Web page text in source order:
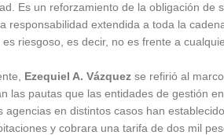
Es un reforzamiento de la obligación de
responsabilidad extendida a toda la
es riesgoso, es decir, no es frente a
Ezequiel A. Vázquez se refirió al
las pautas que las entidades de gestión
agencias en distintos casos han
y cobrara una tarifa de dos mil